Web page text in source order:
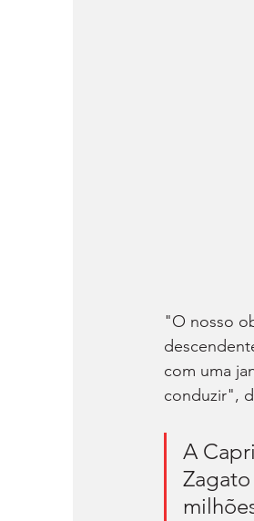
"O nosso
com uma
conduzir",
A